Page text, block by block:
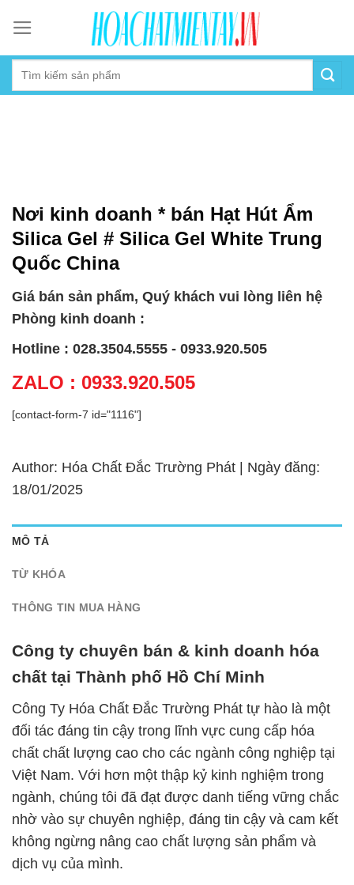
content
Nơi kinh doanh * bán Hạt Hút Ẩm
Silica Gel # Silica Gel White Trung
Quốc China
Giá bán sản phẩm, Quý khách vui lòng liên hệ
Phòng kinh doanh :
Hotline : 028.3504.5555 - 0933.920.505
ZALO : 0933.920.505
[contact-form-7 id="1116"]
Author: Hóa Chất Đắc Trường Phát | Ngày đăng:
18/01/2025
MÔ TẢ
TỪ KHÓA
THÔNG TIN MUA HÀNG
Công ty chuyên bán & kinh doanh hóa
chất tại Thành phố Hồ Chí Minh
Công Ty Hóa Chất Đắc Trường Phát tự hào là một
đối tác đáng tin cậy trong lĩnh vực cung cấp hóa
chất chất lượng cao cho các ngành công nghiệp tại
Việt Nam. Với hơn một thập kỷ kinh nghiệm trong
ngành, chúng tôi đã đạt được danh tiếng vững chắc
nhờ vào sự chuyên nghiệp, đáng tin cậy và cam kết
không ngừng nâng cao chất lượng sản phẩm và
dịch vụ của mình.